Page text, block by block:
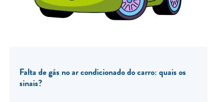
Falta de gás no ar condicionado do carro: quais os
sinais?